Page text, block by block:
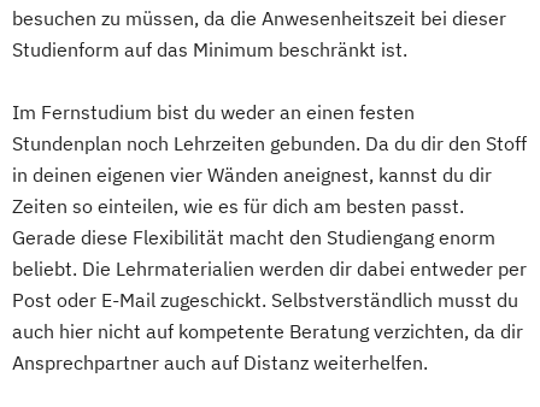
besuchen zu müssen, da die Anwesenheitszeit bei dieser
Studienform auf das Minimum beschränkt ist.
Im Fernstudium bist du weder an einen festen
Stundenplan noch Lehrzeiten gebunden. Da du dir den Stoff
in deinen eigenen vier Wänden aneignest, kannst du dir
Zeiten so einteilen, wie es für dich am besten passt.
Gerade diese Flexibilität macht den Studiengang enorm
beliebt. Die Lehrmaterialien werden dir dabei entweder per
Post oder E-Mail zugeschickt. Selbstverständlich musst du
auch hier nicht auf kompetente Beratung verzichten, da dir
Ansprechpartner auch auf Distanz weiterhelfen.